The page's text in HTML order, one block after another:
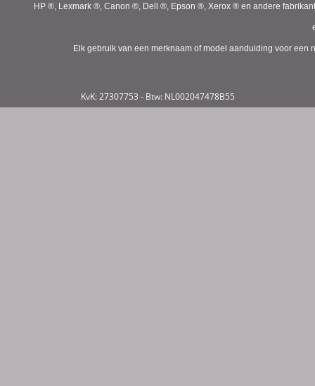
HP ®, Lexmark ®, Canon ®, Dell ®, Epson ®, Xerox ® en andere
Elk gebruik van een merknaam of model aanduiding voor
KvK: 27307753 - Btw: NL002047478B55